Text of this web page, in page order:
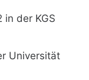
der KGS
Universität